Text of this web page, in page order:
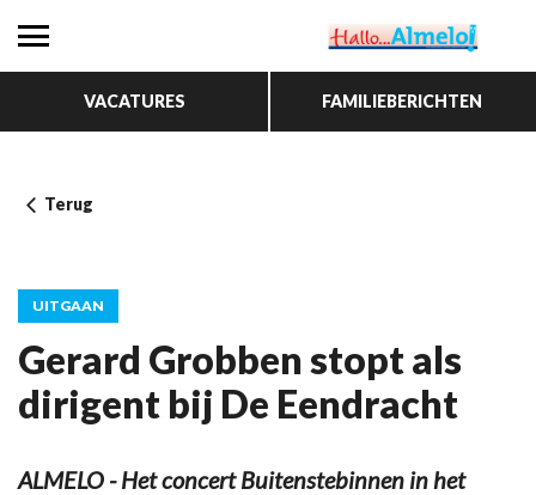
VACATURES FAMILIEBERICHTEN
Terug
UITGAAN
Gerard Grobben stopt als
dirigent bij De Eendracht
ALMELO - Het concert Buitenstebinnen in het